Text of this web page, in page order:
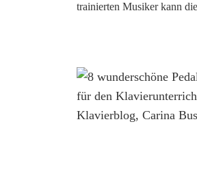
trainierten Musiker kann